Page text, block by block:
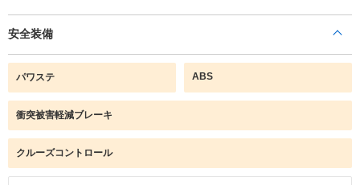
安全装備
パワステ ABS
衝突被害軽減ブレーキ
クルーズコントロール